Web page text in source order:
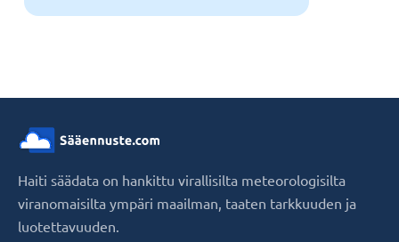
Haiti säädata on hankittu virallisilta meteorologisilta
viranomaisilta ympäri maailman, taaten tarkkuuden ja
luotettavuuden.